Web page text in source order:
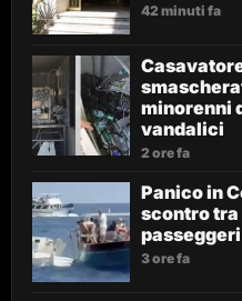
42 minuti fa
minorenni
vandalici
2 ore fa
Panico in
scontro tra
3 ore fa